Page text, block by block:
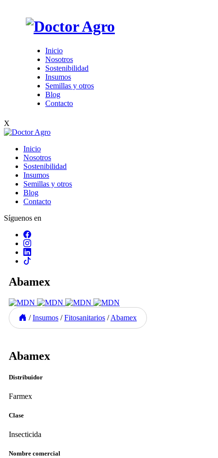
Inicio
Nosotros
Sostenibilidad
Insumos
Semillas y otros
Blog
Contacto
X
Inicio
Nosotros
Sostenibilidad
Insumos
Semillas y otros
Blog
Contacto
Síguenos en
Abamex
/ Insumos / Fitosanitarios / Abamex
Abamex
Distribuidor
Farmex
Clase
Insecticida
Nombre comercial